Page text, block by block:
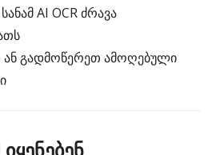
AI OCR ძრავა
გადმოწერეთ ამოღებული